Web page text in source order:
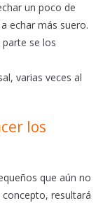
un poco de
echar más suero.
se los
varias veces al
los
que aún no
resultará